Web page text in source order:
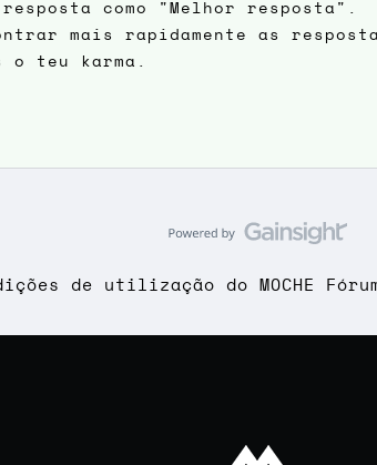
como "Melhor resposta".
mais rapidamente as
o teu karma.
de utilização do MOCHE